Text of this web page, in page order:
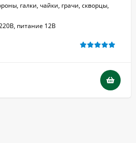
галки, чайки, грачи, скворцы,
питание 12В